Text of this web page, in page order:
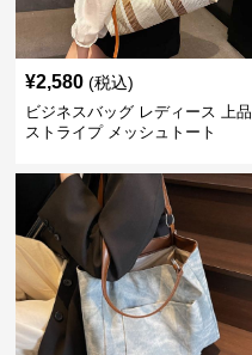
¥2,580 (税込)
ビジネスバッグ レディース 上品
ストライプ メッシュトート